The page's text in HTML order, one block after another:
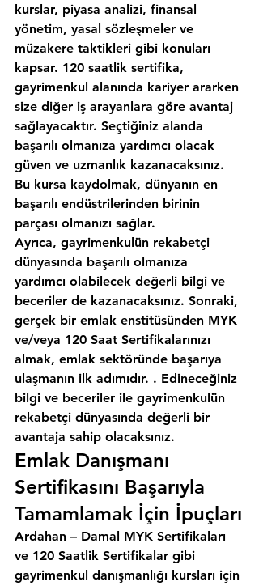
kurslar, piyasa analizi, finansal
yönetim, yasal sözleşmeler ve
müzakere taktikleri gibi konuları
kapsar. 120 saatlik sertifika,
gayrimenkul alanında kariyer ararken
size diğer iş arayanlara göre avantaj
sağlayacaktır. Seçtiğiniz alanda
başarılı olmanıza yardımcı olacak
güven ve uzmanlık kazanacaksınız.
Bu kursa kaydolmak, dünyanın en
başarılı endüstrilerinden birinin
parçası olmanızı sağlar.
Ayrıca, gayrimenkulün rekabetçi
dünyasında başarılı olmanıza
yardımcı olabilecek değerli bilgi ve
beceriler de kazanacaksınız. Sonraki,
gerçek bir emlak enstitüsünden MYK
ve/veya 120 Saat Sertifikalarınızı
almak, emlak sektöründe başarıya
ulaşmanın ilk adımıdır. . Edineceğiniz
bilgi ve beceriler ile gayrimenkulün
rekabetçi dünyasında değerli bir
avantaja sahip olacaksınız.
Emlak Danışmanı
Sertifikasını Başarıyla
Tamamlamak İçin İpuçları
Ardahan – Damal MYK Sertifikaları
ve 120 Saatlik Sertifikalar gibi
gayrimenkul danışmanlığı kursları için